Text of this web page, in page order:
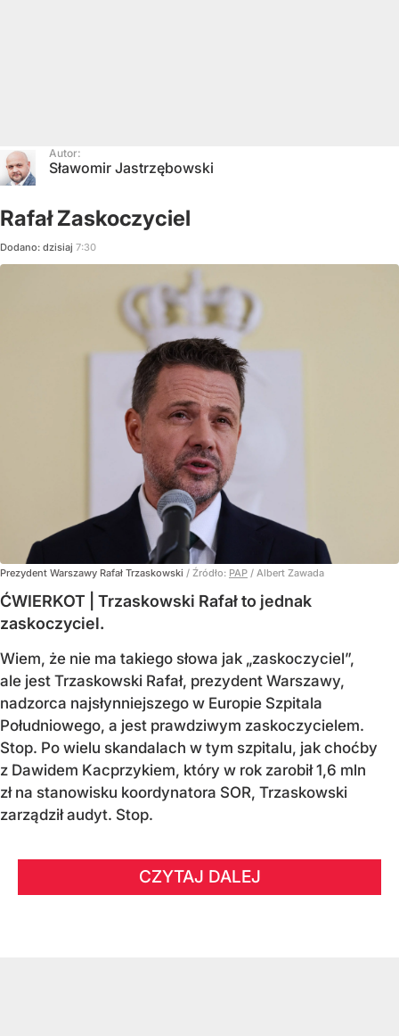
Autor:
Sławomir Jastrzębowski
Rafał Zaskoczyciel
Dodano: dzisiaj 7:30
Prezydent Warszawy Rafał Trzaskowski / Źródło: PAP / Albert Zawada
ĆWIERKOT | Trzaskowski Rafał to jednak
zaskoczyciel.
Wiem, że nie ma takiego słowa jak „zaskoczyciel”,
ale jest Trzaskowski Rafał, prezydent Warszawy,
nadzorca najsłynniejszego w Europie Szpitala
Południowego, a jest prawdziwym zaskoczycielem.
Stop. Po wielu skandalach w tym szpitalu, jak choćby
z Dawidem Kacprzykiem, który w rok zarobił 1,6 mln
zł na stanowisku koordynatora SOR, Trzaskowski
zarządził audyt. Stop.
CZYTAJ DALEJ